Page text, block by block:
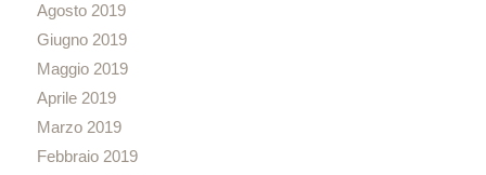
Agosto 2019
Giugno 2019
Maggio 2019
Aprile 2019
Marzo 2019
Febbraio 2019